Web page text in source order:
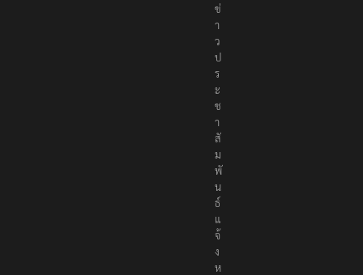
ง
ข่
า
ว
ป
ร
ะ
ช
า
สั
ม
พั
น
ธ์
แ
จ้
ง